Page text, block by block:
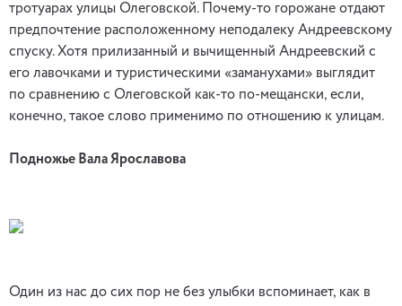
тротуарах улицы Олеговской. Почему-то горожане отдают
предпочтение расположенному неподалеку Андреевскому
спуску. Хотя прилизанный и вычищенный Андреевский с
его лавочками и туристическими «заманухами» выглядит
по сравнению с Олеговской как-то по-мещански, если,
конечно, такое слово применимо по отношению к улицам.
Подножье Вала Ярославова
Один из нас до сих пор не без улыбки вспоминает, как в